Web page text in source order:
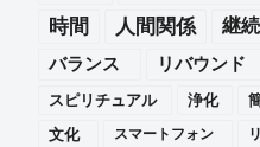
時間
人間関係 継続
バランス
リバウンド
スピリチュアル
浄化
文化
スマートフォン